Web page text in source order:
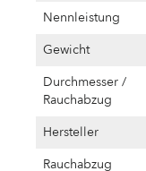
Nennleistung
Gewicht
Durchmesser /
Rauchabzug
Hersteller
Rauchabzug